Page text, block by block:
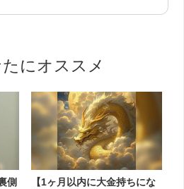
にオススメ
側
【1ヶ月以内に大金持ちにな